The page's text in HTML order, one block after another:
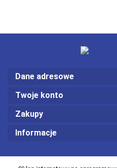
Dane adresowe
Twoje konto
Zakupy
Informacje